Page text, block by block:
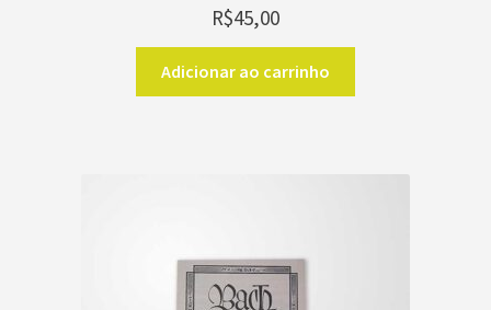
R$45,00
Adicionar ao carrinho